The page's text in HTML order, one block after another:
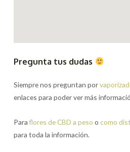
Pregunta tus dudas
Siempre nos preguntan por
enlaces para poder ver más
Paraflores de CBD a peso ocomo
para toda la información.